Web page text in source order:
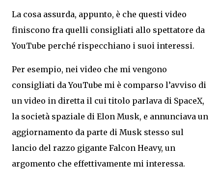
La cosa assurda, appunto, è che questi video
finiscono fra quelli consigliati allo spettatore da
YouTube perché rispecchiano i suoi interessi.
Per esempio, nei video che mi vengono
consigliati da YouTube mi è comparso l’avviso di
un video in diretta il cui titolo parlava di SpaceX,
la società spaziale di Elon Musk, e annunciava un
aggiornamento da parte di Musk stesso sul
lancio del razzo gigante Falcon Heavy, un
argomento che effettivamente mi interessa.